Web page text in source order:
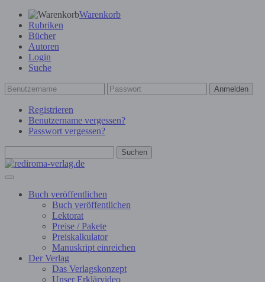
Warenkorb
Rubriken
Bücher
Autoren
Login
Suche
Anmelden
Registrieren
Benutzername vergessen?
Passwort vergessen?
Suchen
Buch veröffentlichen
Buch veröffentlichen
Lektorat
Preise / Pakete
Preiskalkulator
Manuskript einreichen
Der Verlag
Das Verlagskonzept
Unser Erklärvideo